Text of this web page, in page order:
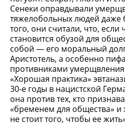
Сенеки оправдывали
тяжелобольных людей даже
того, они считали, что, если
становится обузой для
собой — его моральный
Аристотель, а особенно
противниками
«Хорошая практика»
30-е годы в нацистской
она против тех, кто
«бременем для общества»
не стоит того, чтобы ее